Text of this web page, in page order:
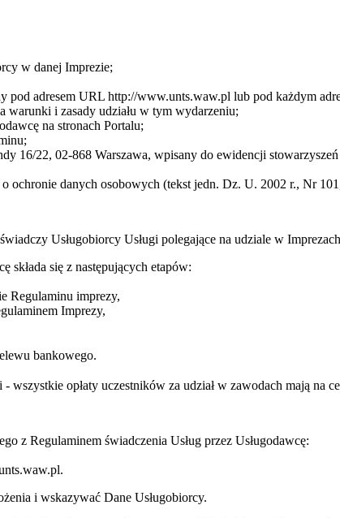
w danej Imprezie;
pod adresem URL http://www.unts.waw.pl lub pod każdym
warunki i zasady udziału w tym wydarzeniu;
na stronach Portalu;
16/22, 02-868 Warszawa, wpisany do ewidencji
ochronie danych osobowych (tekst jedn. Dz. U. 2002 r., Nr
Usługobiorcy Usługi polegające na udziale w
składa się z następujących etapów:
Regulaminu imprezy,
Imprezy,
bankowego.
wszystkie opłaty uczestników za udział w zawodach mają na
z Regulaminem świadczenia Usług przez Usługodawcę:
i wskazywać Dane Usługobiorcy.